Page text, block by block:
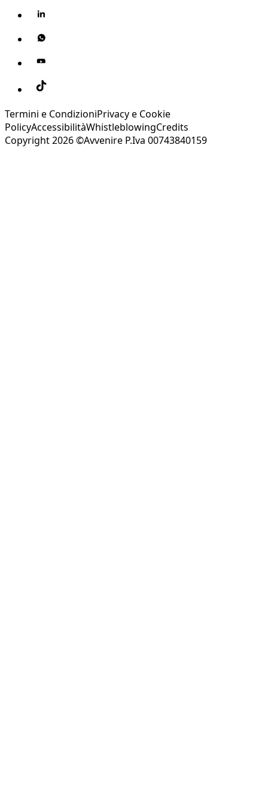
Termini e CondizioniPrivacy e Cookie
PolicyAccessibilitàWhistleblowingCredits
Copyright 2026 ©Avvenire P.Iva 00743840159